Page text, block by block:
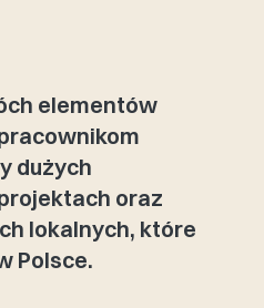
elementów
dużych
oraz
lokalnych, które
Polsce.